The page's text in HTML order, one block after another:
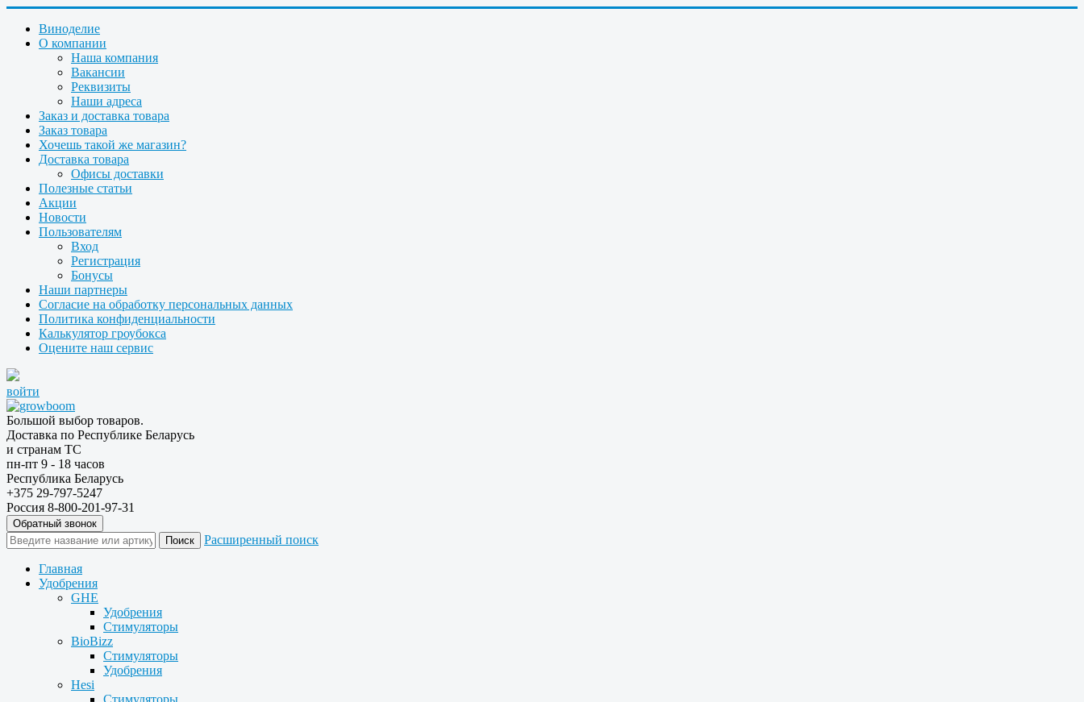
Виноделие
О компании
Наша компания
Вакансии
Реквизиты
Наши адреса
Заказ и доставка товара
Заказ товара
Хочешь такой же магазин?
Доставка товара
Офисы доставки
Полезные статьи
Акции
Новости
Пользователям
Вход
Регистрация
Бонусы
Наши партнеры
Согласие на обработку персональных данных
Политика конфиденциальности
Калькулятор гроубокса
Оцените наш сервис
войти
Большой выбор товаров.
Доставка по Республике Беларусь
и странам ТС
пн-пт 9 - 18 часов
Республика Беларусь
+375 29-797-5247
Россия 8-800-201-97-31
Обратный звонок
Расширенный поиск
Главная
Удобрения
GHE
Удобрения
Стимуляторы
BioBizz
Стимуляторы
Удобрения
Hesi
Стимуляторы